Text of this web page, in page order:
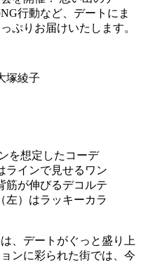
行動など、デートにま
ぷりお届けいたします。
塚綾子
を想定したコーデ
ラインで見せるワン
筋が伸びるデコルテ
左）はラッキーカラ
、デートがぐっと盛り上
ンに彩られた街では、今